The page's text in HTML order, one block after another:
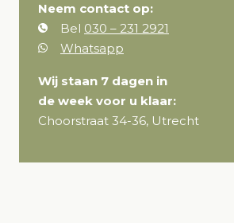
Neem contact op:
Bel 030 – 231 2921
Whatsapp
Wij staan 7 dagen in
de week voor u klaar:
Choorstraat 34-36, Utrecht